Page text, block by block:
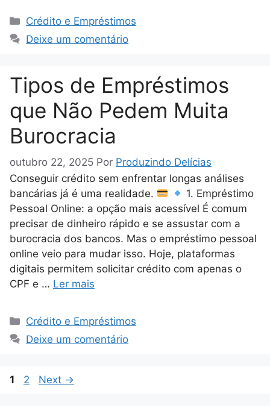
Categorias
Crédito e Empréstimos
Deixe um comentário
Tipos de Empréstimos
que Não Pedem Muita
Burocracia
outubro 22, 2025 Por Produzindo Delícias
Conseguir crédito sem enfrentar longas análises
bancárias já é uma realidade.
1. Empréstimo
Pessoal Online: a opção mais acessível É comum
precisar de dinheiro rápido e se assustar com a
burocracia dos bancos. Mas o empréstimo pessoal
online veio para mudar isso. Hoje, plataformas
digitais permitem solicitar crédito com apenas o
CPF e … Ler mais
Categorias
Crédito e Empréstimos
Deixe um comentário
Page
1 Page
2 Next →